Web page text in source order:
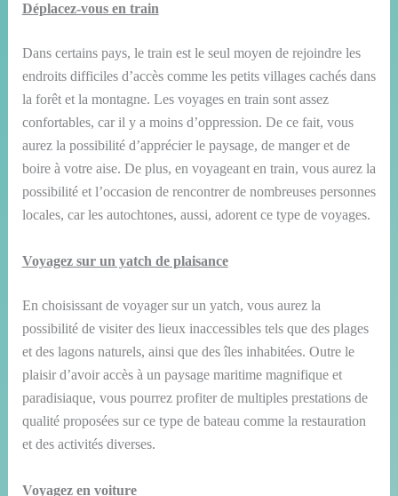
Déplacez-vous en train
Dans certains pays, le train est le seul moyen de rejoindre les
endroits difficiles d’accès comme les petits villages cachés dans
la forêt et la montagne. Les voyages en train sont assez
confortables, car il y a moins d’oppression. De ce fait, vous
aurez la possibilité d’apprécier le paysage, de manger et de
boire à votre aise. De plus, en voyageant en train, vous aurez la
possibilité et l’occasion de rencontrer de nombreuses personnes
locales, car les autochtones, aussi, adorent ce type de voyages.
Voyagez sur un yatch de plaisance
En choisissant de voyager sur un yatch, vous aurez la
possibilité de visiter des lieux inaccessibles tels que des plages
et des lagons naturels, ainsi que des îles inhabitées. Outre le
plaisir d’avoir accès à un paysage maritime magnifique et
paradisiaque, vous pourrez profiter de multiples prestations de
qualité proposées sur ce type de bateau comme la restauration
et des activités diverses.
Voyagez en voiture